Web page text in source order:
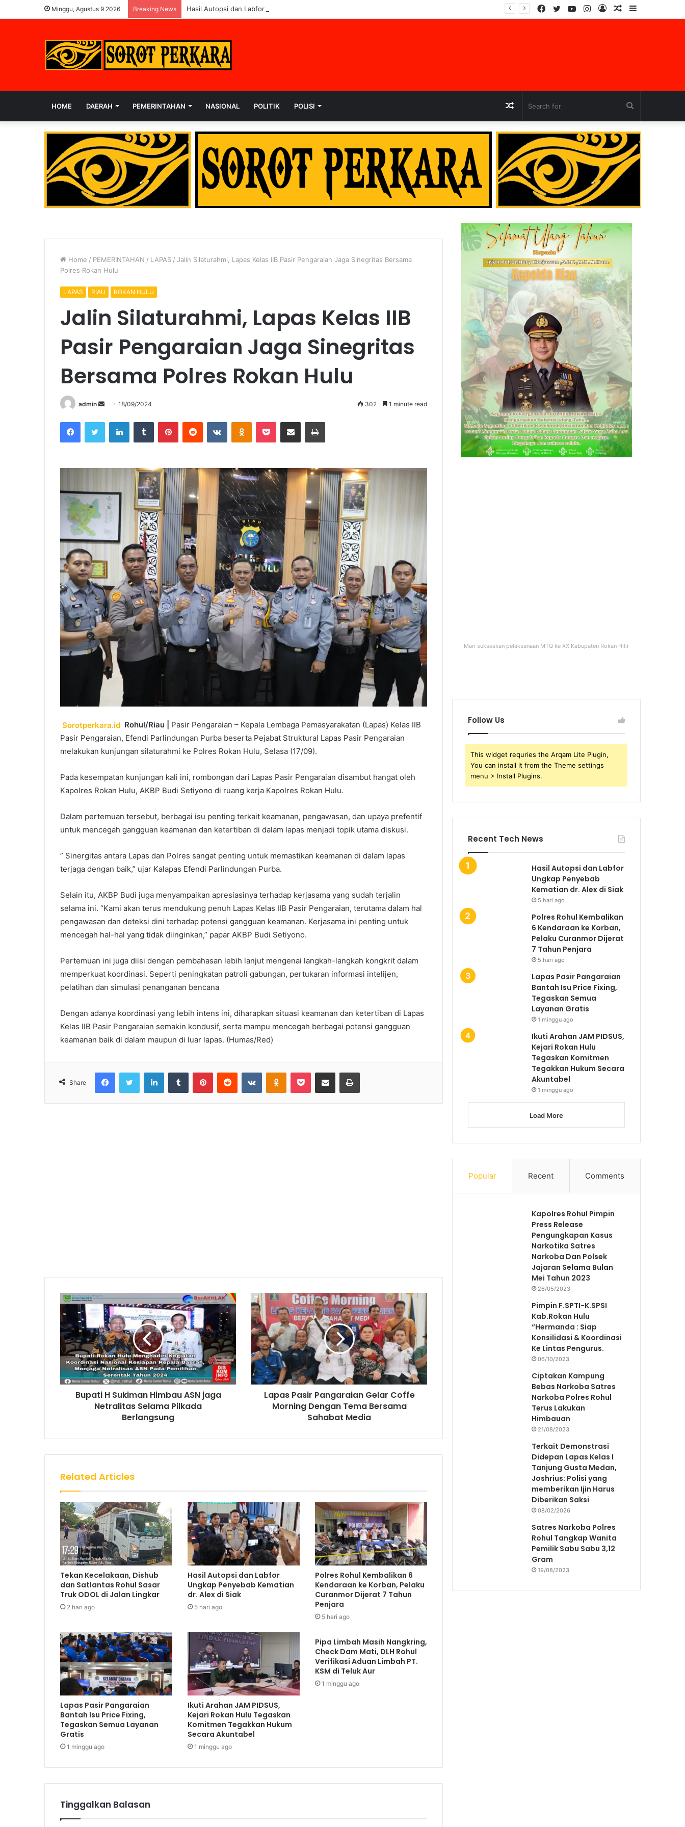
Minggu, Agustus 9 2026 Breaking News Hasil Autopsi dan Labfor Ungkap Penyebab Kematian dr. Alex di Siak Sidebar
Random
Log
Instagram
YouTube
Twitter
Facebook
HOME DAERAH PEMERINTAHAN NASIONAL POLITIK POLISI
for
Random
Article
Home / PEMERINTAHAN / LAPAS / Jalin Silaturahmi, Lapas Kelas IIB Pasir Pengaraian Jaga Sinegritas Bersama
Polres Rokan Hulu
LAPAS RIAU ROKAN HULU
Jalin Silaturahmi, Lapas Kelas IIB
Pasir Pengaraian Jaga Sinegritas
Bersama Polres Rokan Hulu
admin
Send
email
18/09/2024 302 1 minute read
FacebookTwitter LinkedInTumblr PinterestReddit VKontakteOdnoklassniki
Pocket Share via Email Print
Sorotperkara.id Rohul/Riau | Pasir Pengaraian – Kepala Lembaga Pemasyarakatan (Lapas) Kelas IIB
Pasir Pengaraian, Efendi Parlindungan Purba beserta Pejabat Struktural Lapas Pasir Pengaraian
melakukan kunjungan silaturahmi ke Polres Rokan Hulu, Selasa (17/09).
Pada kesempatan kunjungan kali ini, rombongan dari Lapas Pasir Pengaraian disambut hangat oleh
Kapolres Rokan Hulu, AKBP Budi Setiyono di ruang kerja Kapolres Rokan Hulu.
Dalam pertemuan tersebut, berbagai isu penting terkait keamanan, pengawasan, dan upaya prefentif
untuk mencegah gangguan keamanan dan ketertiban di dalam lapas menjadi topik utama diskusi.
” Sinergitas antara Lapas dan Polres sangat penting untuk memastikan keamanan di dalam lapas
terjaga dengan baik,” ujar Kalapas Efendi Parlindungan Purba.
Selain itu, AKBP Budi juga menyampaikan apresiasinya terhadap kerjasama yang sudah terjalin
selama ini. “Kami akan terus mendukung penuh Lapas Kelas IIB Pasir Pengaraian, terutama dalam hal
pengawasan dan deteksi dini terhadap potensi gangguan keamanan. Kerjasama ini penting untuk
mencegah hal-hal yang tidak diinginkan,” papar AKBP Budi Setiyono.
Pertemuan ini juga diisi dengan pembahasan lebih lanjut mengenai langkah-langkah kongkrit dalam
memperkuat koordinasi. Seperti peningkatan patroli gabungan, pertukaran informasi intelijen,
pelatihan dan simulasi penanganan bencana
Dengan adanya koordinasi yang lebih intens ini, diharapkan situasi keamanan dan ketertiban di Lapas
Kelas IIB Pasir Pengaraian semakin kondusif, serta mampu mencegah berbagai potensi gangguan
keamanan baik di dalam maupun di luar lapas. (Humas/Red)
Share
FacebookTwitter LinkedInTumblr PinterestReddit VKontakteOdnoklassniki
Pocket Share via Email Print
Bupati H Sukiman Himbau ASN jaga
Netralitas Selama Pilkada
Berlangsung
Lapas Pasir Pangaraian Gelar Coffe
Morning Dengan Tema Bersama
Sahabat Media
Related Articles
Tekan Kecelakaan, Dishub
dan Satlantas Rohul Sasar
Truk ODOL di Jalan Lingkar
2 hari ago
Hasil Autopsi dan Labfor
Ungkap Penyebab Kematian
dr. Alex di Siak
5 hari ago
Polres Rohul Kembalikan 6
Kendaraan ke Korban, Pelaku
Curanmor Dijerat 7 Tahun
Penjara
5 hari ago
Lapas Pasir Pangaraian
Bantah Isu Price Fixing,
Tegaskan Semua Layanan
Gratis
1 minggu ago
Ikuti Arahan JAM PIDSUS,
Kejari Rokan Hulu Tegaskan
Komitmen Tegakkan Hukum
Secara Akuntabel
1 minggu ago
Pipa Limbah Masih Nangkring,
Check Dam Mati, DLH Rohul
Verifikasi Aduan Limbah PT.
KSM di Teluk Aur
1 minggu ago
Tinggalkan Balasan
Mari sukseskan pelaksanaan MTQ ke XX Kabupaten Rokan Hilir
Follow Us
This widget requries the Arqam Lite Plugin,
You can install it from the Theme settings
menu > Install Plugins.
Recent Tech News
Hasil Autopsi dan Labfor
Ungkap Penyebab
Kematian dr. Alex di Siak
5 hari ago
Polres Rohul Kembalikan
6 Kendaraan ke Korban,
Pelaku Curanmor Dijerat
7 Tahun Penjara
5 hari ago
Lapas Pasir Pangaraian
Bantah Isu Price Fixing,
Tegaskan Semua
Layanan Gratis
1 minggu ago
Ikuti Arahan JAM PIDSUS,
Kejari Rokan Hulu
Tegaskan Komitmen
Tegakkan Hukum Secara
Akuntabel
1 minggu ago
Load More
Popular Recent Comments
Kapolres Rohul Pimpin
Press Release
Pengungkapan Kasus
Narkotika Satres
Narkoba Dan Polsek
Jajaran Selama Bulan
Mei Tahun 2023
26/05/2023
Pimpin F.SPTI-K.SPSI
Kab.Rokan Hulu
“Hermanda : Siap
Konsilidasi & Koordinasi
Ke Lintas Pengurus.
06/10/2023
Ciptakan Kampung
Bebas Narkoba Satres
Narkoba Polres Rohul
Terus Lakukan
Himbauan
21/08/2023
Terkait Demonstrasi
Didepan Lapas Kelas I
Tanjung Gusta Medan,
Joshrius: Polisi yang
memberikan Ijin Harus
Diberikan Saksi
08/02/2026
Satres Narkoba Polres
Rohul Tangkap Wanita
Pemilik Sabu Sabu 3,12
Gram
19/08/2023